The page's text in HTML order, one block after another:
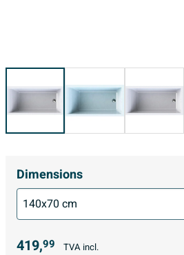
Dimensions
419,99 TVA incl.